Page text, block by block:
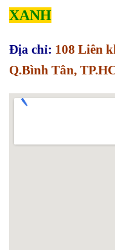
XANH
Địa chỉ: 108 Liên
Q.Bình Tân,